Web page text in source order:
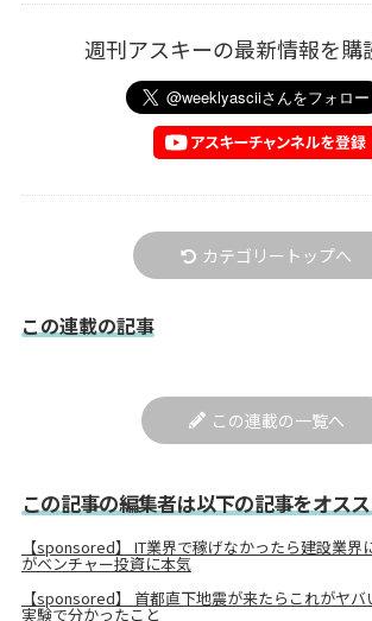
週刊アスキーの最新情報を購
カテゴリートップへ
この連載の記事
この連載の一覧へ
この記事の編集者は以下の記事をオス
【sponsored】 IT業界で稼げなかったら建設業界
がベンチャー投資に本気
【sponsored】 首都直下地震が来たらこれがヤ
実験で分かったこと